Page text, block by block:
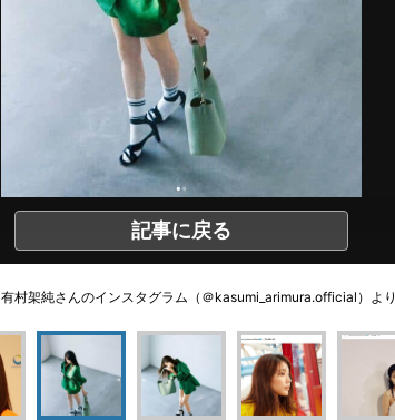
記事に戻る
有村架純さんのインスタグラム（＠kasumi_arimura.official）より